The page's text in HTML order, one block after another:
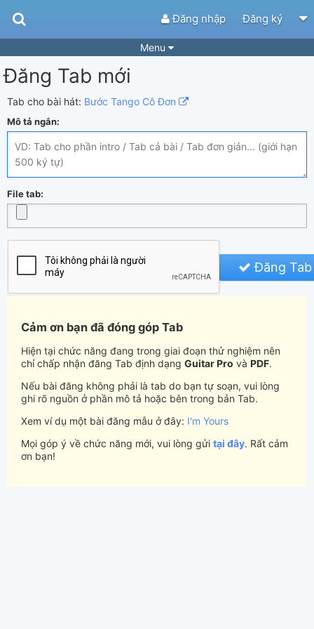
Đăng nhập Đăng ký
Menu
Bài hát
Playlist
Điệu bài hát
Tìm theo hợp âm Tải ứng dụng
Tắt quảng cáo
Đăng Tab mới
Tab cho bài hát: Bước Tango Cô Đơn
Mô tả ngắn:
File tab:
Đăng
Cảm ơn bạn đã đóng góp Tab
Hiện tại chức năng đang trong giai đoạn thử nghiệm nên
chỉ chấp nhận đăng Tab định dạng Guitar Pro và PDF.
Nếu bài đăng không phải là tab do bạn tự soạn, vui lòng
ghi rõ nguồn ở phần mô tả hoặc bên trong bản Tab.
Xem ví dụ một bài đăng mẫu ở đây: I'm Yours
Mọi góp ý về chức năng mới, vui lòng gửi tại đây. Rất cảm
ơn bạn!